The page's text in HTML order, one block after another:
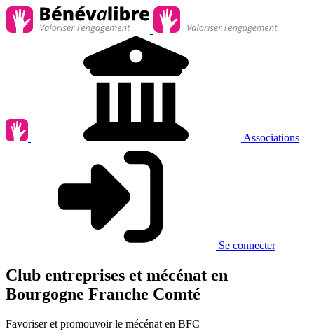
Associations
Se connecter
Club entreprises et mécénat en
Bourgogne Franche Comté
Favoriser et promouvoir le mécénat en BFC